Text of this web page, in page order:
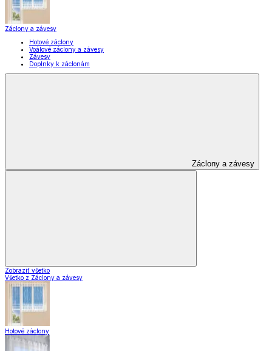
Záclony a závesy
Hotové záclony
Voálové záclony a závesy
Závesy
Doplnky k záclonám
Záclony a závesy
Zobraziť všetko
Všetko z Záclony a závesy
Hotové záclony